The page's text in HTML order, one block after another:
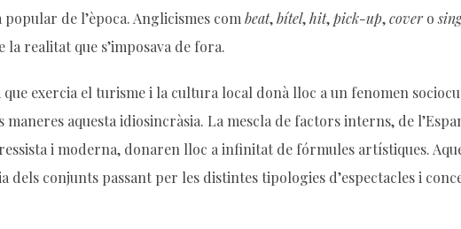
de l’època. Anglicismes com beat,bítel,hit,pick-up,cover o
realitat que s’imposava de fora.
exercia el turisme i la cultura local donà lloc a un fenomen
aquesta idiosincràsia. La mescla de factors interns, de
i moderna, donaren lloc a infinitat de fórmules artístiques.
dels conjunts passant per les distintes tipologies d’espectacles i